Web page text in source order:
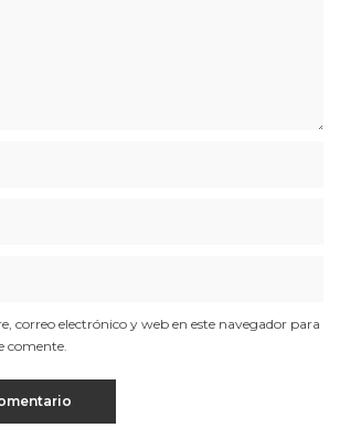
correo electrónico y web en este navegador para
comente.